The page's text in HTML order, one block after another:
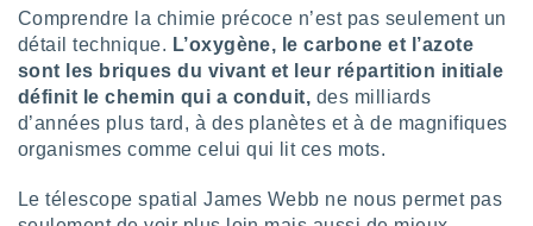
Comprendre la chimie précoce n’est pas seulement un
détail technique. L’oxygène, le carbone et l’azote
sont les briques du vivant et leur répartition initiale
définit le chemin qui a conduit, des milliards
d’années plus tard, à des planètes et à de magnifiques
organismes comme celui qui lit ces mots.
Le télescope spatial James Webb ne nous permet pas